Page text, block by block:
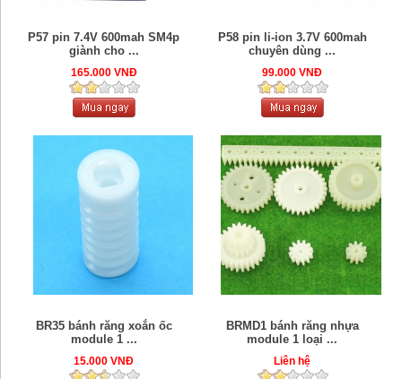
P57 pin 7.4V 600mah SM4p
giành cho ...
165.000 VNĐ
P58 pin li-ion 3.7V 600mah
chuyên dùng ...
99.000 VNĐ
BR35 bánh răng xoắn ốc
module 1 ...
15.000 VNĐ
BRMD1 bánh răng nhựa
module 1 loại ...
Liên hệ